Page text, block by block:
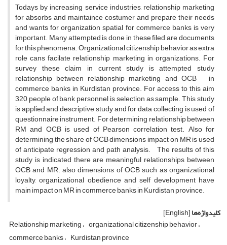
Todays by increasing service industries, relationship marketing
for absorbs and maintaince costumer and prepare their needs
and wants for organization spatial for commerce banks is very
important. Many attempted is done in these filed are documents
for this phenomena. Organizational citizenship behavior as extra
role cans facilate relationship marketing in organizations. For
survey these claim in current study is attempted study
relationship between relationship marketing and OCB in
commerce banks in Kurdistan province. For access to this aim
320 people of bank personnel is selection as sample. This study
is applied and descriptive study and for data collecting is used of
questionnaire instrument. For determining relationship between
RM and OCB is used of Pearson correlation test. Also for
determining the share of OCB dimensions impact on MR is used
of anticipate regression and path analysis. The results of this
study is indicated there are meaningful relationships between
OCB and MR. also dimensions of OCB such as organizational
loyalty, organizational obedience and self development have
main impact on MR in commerce banks in Kurdistan province.
کلیدواژه‌ها[English]
Relationship marketing organizational citizenship behavior
commerce banks Kurdistan province